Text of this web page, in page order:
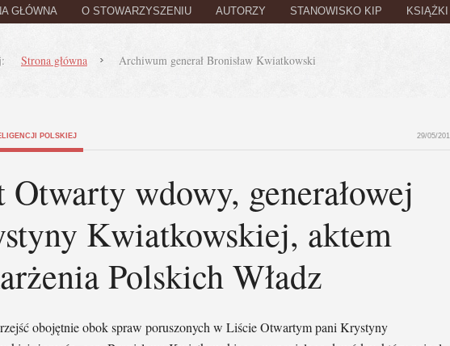
GŁÓWNA O STOWARZYSZENIU AUTORZY STANOWISKO KIP KSIĄŻKI
Strona główna Archiwum generał Bronisław Kwiatkowski
POLSKIEJ 29/05/
wdowy, generałowej
Kwiatkowskiej, aktem
Polskich Władz
obojętnie obok spraw poruszonych w Liście Otwartym pani Krystyny